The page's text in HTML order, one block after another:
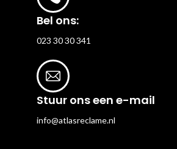
Bel ons:
023 30 30 341
Stuur ons een e-mail
info@atlasreclame.nl